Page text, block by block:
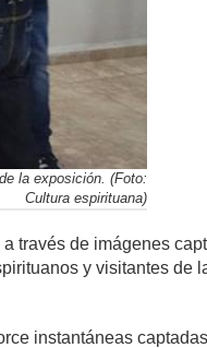
la exposición. (Foto:
Cultura espirituana)
través de imágenes
y visitantes de
instantáneas